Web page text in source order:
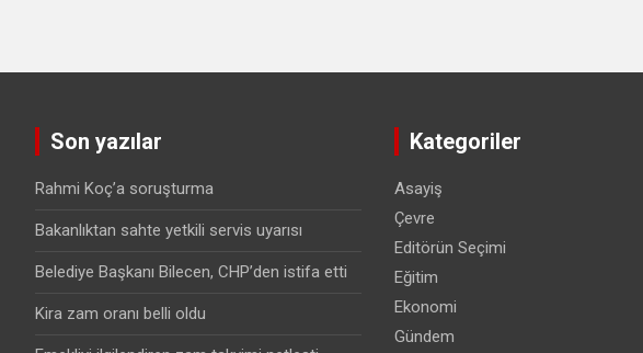
Son yazılar
Rahmi Koç’a soruşturma
Bakanlıktan sahte yetkili servis uyarısı
Belediye Başkanı Bilecen, CHP’den istifa etti
Kira zam oranı belli oldu
Kategoriler
Asayiş
Çevre
Editörün Seçimi
Eğitim
Ekonomi
Gündem